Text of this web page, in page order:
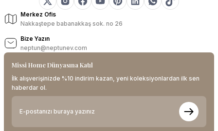
Merkez Ofis
Nakkaştepe babanakkaş sok. no 26
Bize Yazın
neptun@neptunev.com
Missi Home Dünyasına Katıl
İlk alışverişinizde %10 indirim kazan, yeni koleksiyonlardan ilk sen
haberdar ol.